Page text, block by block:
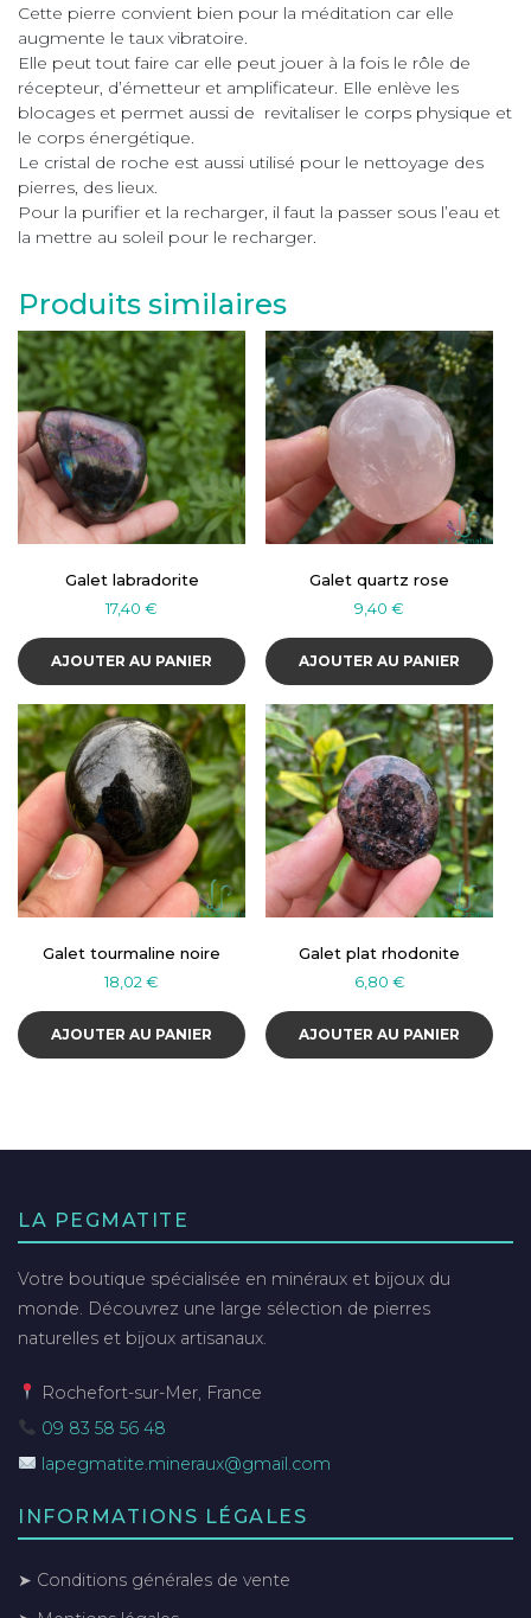
Cette pierre convient bien pour la méditation car elle
augmente le taux vibratoire.
Elle peut tout faire car elle peut jouer à la fois le rôle de
récepteur, d’émetteur et amplificateur. Elle enlève les
blocages et permet aussi de revitaliser le corps physique et
le corps énergétique.
Le cristal de roche est aussi utilisé pour le nettoyage des
pierres, des lieux.
Pour la purifier et la recharger, il faut la passer sous l’eau et
la mettre au soleil pour le recharger.
Produits similaires
Galet labradorite
17,40€
AJOUTER AU PANIER
Galet quartz rose
9,40€
AJOUTER AU PANIER
Galet tourmaline noire
18,02€
AJOUTER AU PANIER
Galet plat rhodonite
6,80 €
AJOUTER AU PANIER
LA PEGMATITE
Votre boutique spécialisée en minéraux et bijoux du
monde. Découvrez une large sélection de pierres
naturelles et bijoux artisanaux.
Rochefort-sur-Mer, France
09 83 58 56 48
lapegmatite.mineraux@gmail.com
INFORMATIONS LÉGALES
➤ Conditions générales de vente